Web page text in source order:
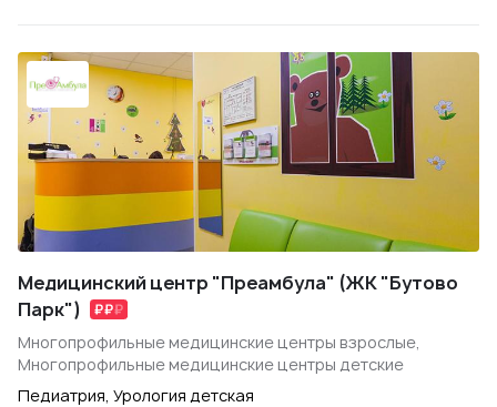
Медицинский центр "Преамбула" (ЖК "Бутово
Парк")
Многопрофильные медицинские центры взрослые,
Многопрофильные медицинские центры детские
Педиатрия, Урология детская